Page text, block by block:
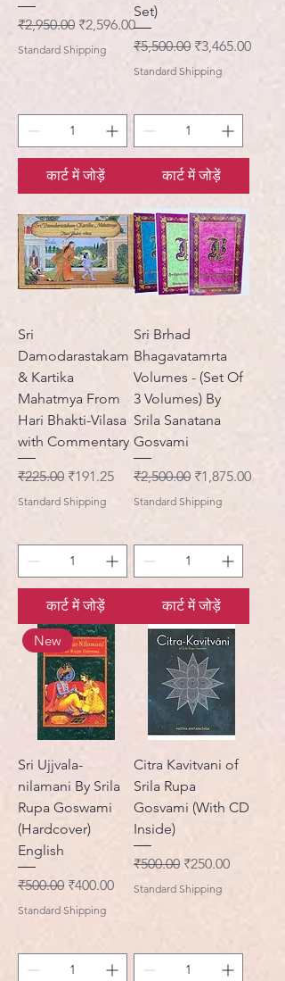
नियमित मूल्य
₹2,950.00 बिक्री मूल्य
₹2,596.00
Standard Shipping
कार्ट में जोड़ें
Set)
नियमित मूल्य
₹5,500.00 बिक्री मूल्य
₹3,465.00
Standard Shipping
कार्ट में जोड़ें
Sri
Damodarastakam
& Kartika
Mahatmya From
Hari Bhakti-Vilasa
with Commentary
नियमित मूल्य
₹225.00 बिक्री मूल्य
₹191.25
Standard Shipping
कार्ट में जोड़ें
Sri Brhad
Bhagavatamrta
Volumes - (Set Of
3 Volumes) By
Srila Sanatana
Gosvami
नियमित मूल्य
₹2,500.00 बिक्री मूल्य
₹1,875.00
Standard Shipping
कार्ट में जोड़ें
New
Sri Ujjvala-
nilamani By Srila
Rupa Goswami
(Hardcover)
English
नियमित मूल्य
₹500.00 बिक्री मूल्य
₹400.00
Standard Shipping
Citra Kavitvani of
Srila Rupa
Gosvami (With CD
Inside)
नियमित मूल्य
₹500.00 बिक्री मूल्य
₹250.00
Standard Shipping